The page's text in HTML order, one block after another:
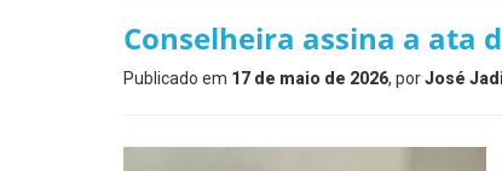
Conselheira assina a ata
Publicado em 17 de maio de 2026, porJosé